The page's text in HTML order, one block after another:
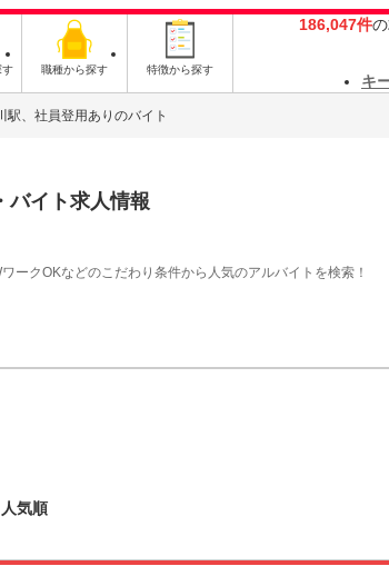
す 職種から探す 特徴から探す
186,047件
キ
駅、社員登用ありのバイト
バイト求人情報
ークOKなどのこだわり条件から人気のアルバイトを検索！
人気順